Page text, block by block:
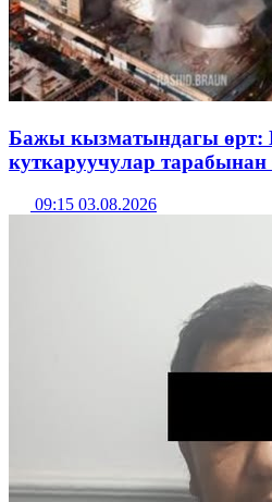
Бажы кызматындагы өрт:
куткаруучулар
09:15 03.08.2026